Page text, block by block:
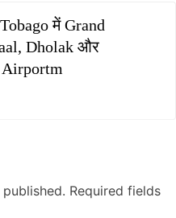
में Grand
Dholak और
Required fields